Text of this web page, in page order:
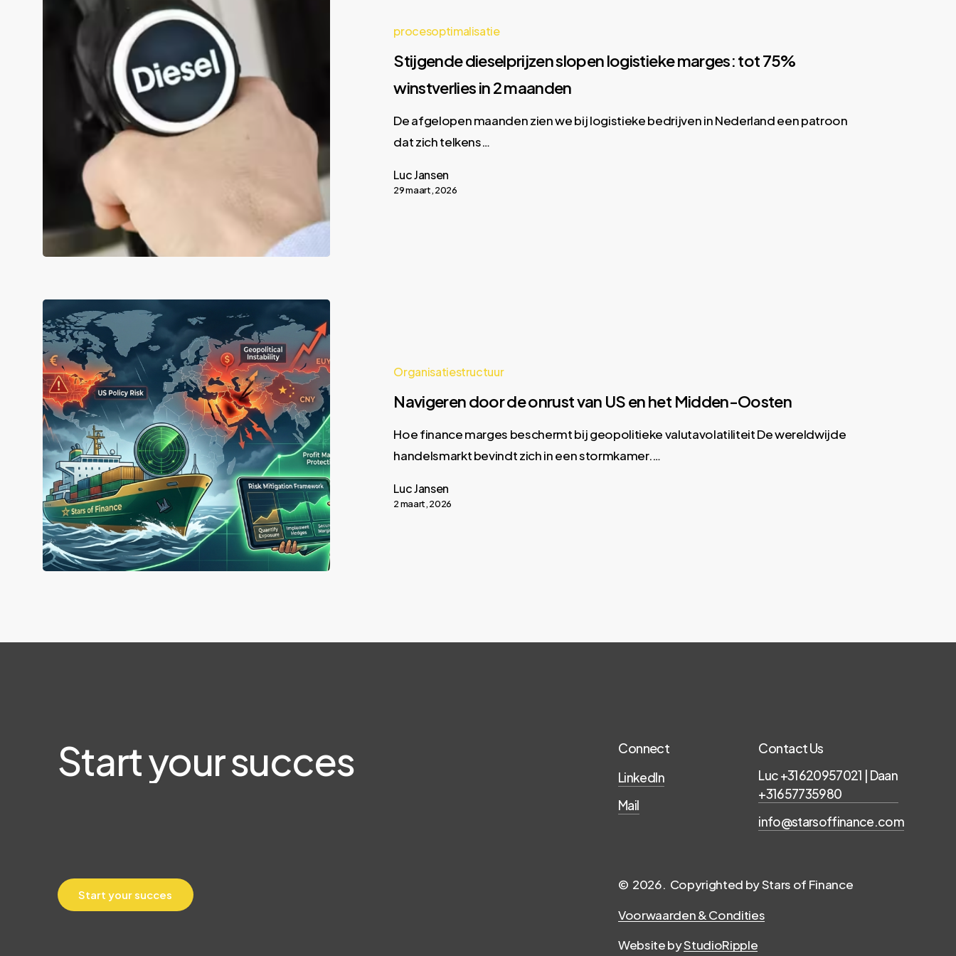
procesoptimalisatie
Stijgende dieselprijzen slopen logistieke marges: tot 75%
winstverlies in 2 maanden
De afgelopen maanden zien we bij logistieke bedrijven in Nederland een patroon
dat zich telkens…
Luc Jansen
29 maart, 2026
Organisatiestructuur
Navigeren door de onrust van US en het Midden-Oosten
Hoe finance marges beschermt bij geopolitieke valutavolatiliteit De wereldwijde
handelsmarkt bevindt zich in een stormkamer.…
Luc Jansen
2 maart, 2026
Startyoursucces Connect
LinkedIn
Mail
Contact Us
Luc +31620957021 | Daan
+31657735980
info@starsoffinance.com
Start yoursucces
© 2026. Copyrighted by Stars of Finance
Voorwaarden & Condities
Website byStudioRipple